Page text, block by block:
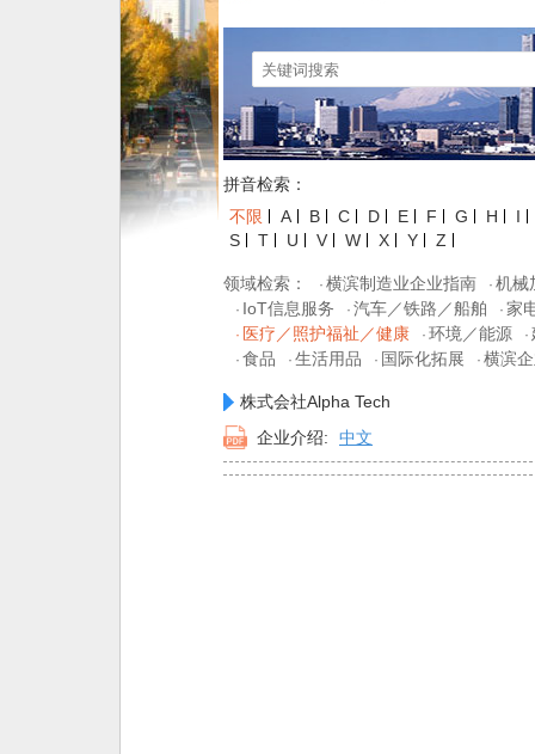
拼音检索：
不限
A B C D E F G H
I
S
T U V W X Y Z
领域检索： · 横滨制造业企业指南 · 机械
· IoT信息服务 · 汽车／铁路／船舶 · 家
· 医疗／照护福祉／健康 · 环境／能源 ·
· 食品 · 生活用品 · 国际化拓展 · 横滨
株式会社Alpha Tech
企业介绍:
中文